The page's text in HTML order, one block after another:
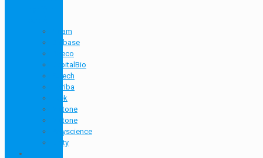
Adam
Biobase
Boeco
CapitalBio
Eutech
Horiba
Htek
Metone
Metone
Polyscience
Unity